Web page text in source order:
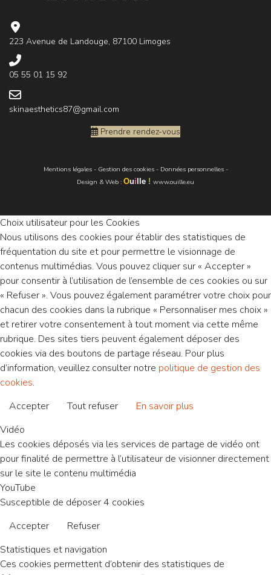
223 Avenue de Landouge, 87100 Limoges
05 55 01 15 92
skinaesthetics87@gmail.com
Prendre rendez-vous
Mentions légales- Gestion des cookies - Données personnelles -
Design & Web : Oui lle ! www.ouille.eu
Choix utilisateur pour les Cookies
Nous utilisons des cookies pour établir des statistiques de
fréquentation du site et pour permettre le visionnage de
contenus multimédias. Vous pouvez cliquer sur « Accepter »
pour consentir à l’utilisation de l’ensemble de ces cookies ou sur
« Refuser ». Vous pouvez également paramétrer votre choix pour
chacun des cookies dans la rubrique « Personnaliser mes choix »
et retirer votre consentement à tout moment via cette même
rubrique. Des sites tiers peuvent également déposer des
cookies via des boutons de partage réseau. Pour plus
d’information, veuillez consulter notre politique de gestion des
cookies.
Accepter
Tout refuser
En savoir plus
Vidéo
Les cookies déposés via les services de partage de vidéo ont
pour finalité de permettre à l’utilisateur de visionner directement
sur le site le contenu multimédia
YouTube
Susceptible de déposer 4 cookies
Accepter
Refuser
Statistiques et navigation
Ces cookies permettent d’obtenir des statistiques de